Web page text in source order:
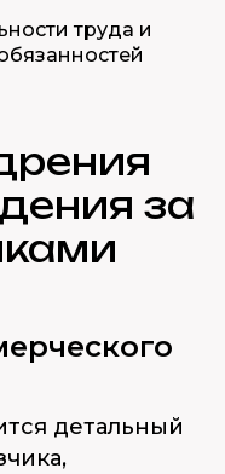
труда и
за
детальный